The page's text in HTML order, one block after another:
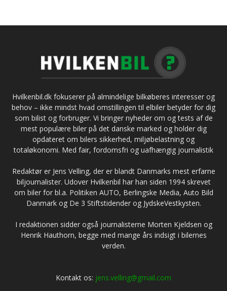
Hvilkenbil.dk fokuserer på almindelige bilkøberes interesser og
behov – ikke mindst hvad omstillingen til elbiler betyder for dig
som bilist og forbruger. Vi bringer nyheder om og tests af de
mest populære biler på det danske marked og holder dig
opdateret om bilers sikkerhed, miljøbelastning og
totaløkonomi. Med fair, fordomsfri og uafhængig journalistik
Redaktør er Jens Velling, der er blandt Danmarks mest erfarne
biljournalister. Udover Hvilkenbil har han siden 1994 skrevet
om biler for bl.a. Politiken AUTO, Berlingske Media, Auto Bild
Danmark og De 3 Stiftstidender og JydskeVestkysten.
I redaktionen sidder også journalisterne Morten Kjeldsen og
Henrik Hauthorn, begge med mange års indsigt i bilernes
verden.
Kontakt os: jens.velling@gmail.com